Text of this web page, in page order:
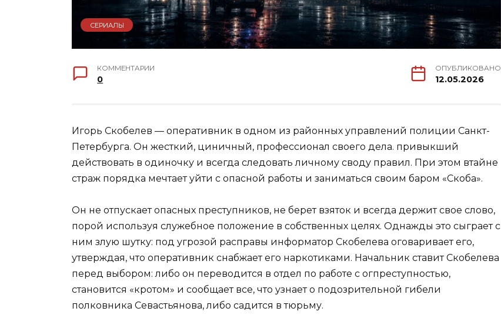
СЕРИАЛЫ
КОММЕНТАРИИ
0
ОПУБЛИКОВАНО
12.05.2026
Игорь Скобелев — оперативник в одном из районных управлений полиции Санкт-
Петербурга. Он жесткий, циничный, профессионал своего дела. привыкший
действовать в одиночку и всегда следовать личному своду правил. При этом втайне
страж порядка мечтает уйти с опасной работы и заниматься своим баром «Скоба».
Он не отпускает опасных преступников, не берет взяток и всегда держит свое слово,
порой используя служебное положение в собственных целях. Однажды это сыграет с
ним злую шутку: под угрозой расправы информатор Скобелева оговаривает его,
утверждая, что оперативник снабжает его наркотиками. Начальник ставит Скобелева
перед выбором: либо он переводится в отдел по работе с огпреступностью,
становится «кротом» и сообщает все, что узнает о подозрительной гибели
полковника Севастьянова, либо садится в тюрьму.